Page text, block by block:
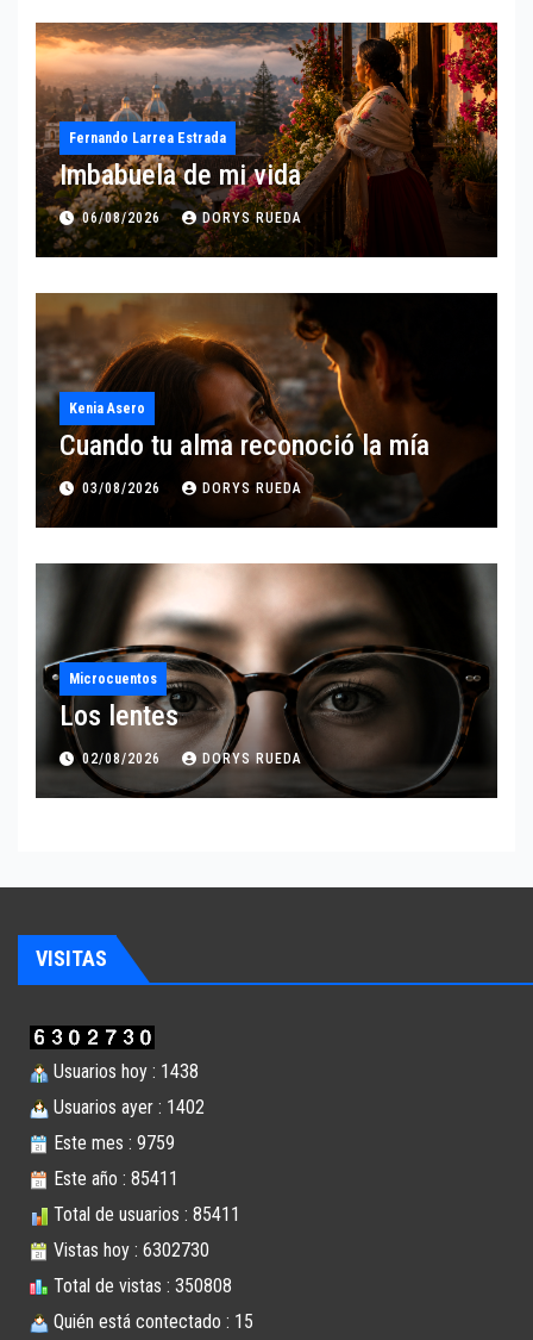
Fernando Larrea Estrada
Imbabuela de mi vida
06/08/2026 DORYS RUEDA
Kenia Asero
Cuando tu alma reconoció la mía
03/08/2026 DORYS RUEDA
Microcuentos
Los lentes
02/08/2026 DORYS RUEDA
VISITAS
Usuarios hoy : 1438
Usuarios ayer : 1402
Este mes : 9759
Este año : 85411
Total de usuarios : 85411
Vistas hoy : 6302730
Total de vistas : 350808
Quién está contectado : 15